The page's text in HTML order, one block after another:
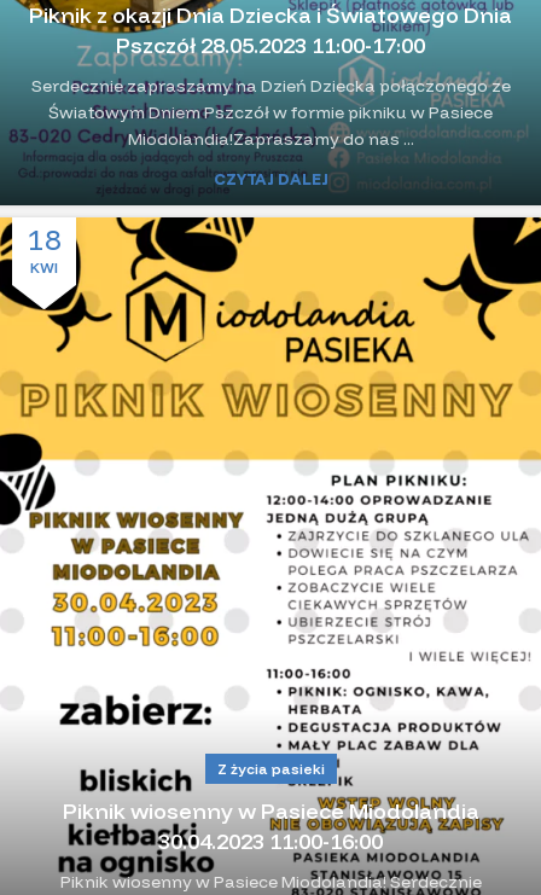
Piknik z okazji Dnia Dziecka i Światowego Dnia
Pszczół 28.05.2023 11:00-17:00
Serdecznie zapraszamy na Dzień Dziecka połączonego ze
Światowym Dniem Pszczół w formie pikniku w Pasiece
Miodolandia!Zapraszamy do nas ...
CZYTAJ DALEJ
18
KWI
Z życia pasieki
Piknik wiosenny w Pasiece Miodolandia
30.04.2023 11:00-16:00
Piknik wiosenny w Pasiece Miodolandia! Serdecznie